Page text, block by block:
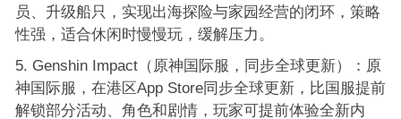
员、升级船只，实现出海探险与家园经营的闭环，策略
性强，适合休闲时慢慢玩，缓解压力。
Genshin Impact（原神国际服，同步全球更新）：原
神国际服，在港区App Store同步全球更新，比国服提前
解锁部分活动、角色和剧情，玩家可提前体验全新内